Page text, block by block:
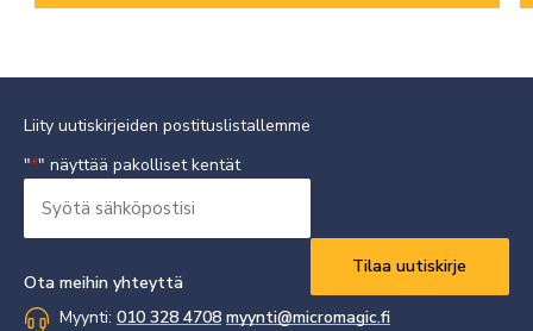
Liity uutiskirjeiden postituslistallemme
"*" näyttää pakolliset kentät
sähköpostisi
Ota meihin yhteyttä
Myynti: 010 328 4708 myynti@micromagic.fi